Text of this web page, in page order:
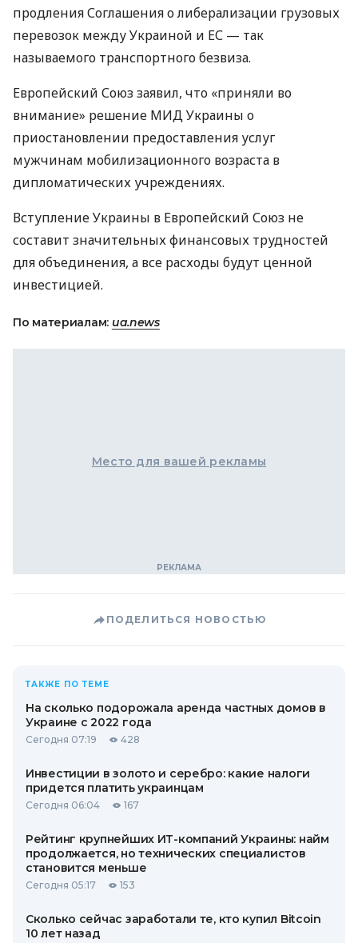
продления Соглашения о либерализации грузовых
перевозок между Украиной и ЕС — так
называемого транспортного безвиза.
Европейский Союз заявил, что «приняли во
внимание» решение МИД Украины о
приостановлении предоставления услуг
мужчинам мобилизационного возраста в
дипломатических учреждениях.
Вступление Украины в Европейский Союз не
составит значительных финансовых трудностей
для объединения, а все расходы будут ценной
инвестицией.
По материалам: ua.news
Место для вашей рекламы
ПОДЕЛИТЬСЯ НОВОСТЬЮ
ТАКЖЕ ПО ТЕМЕ
На сколько подорожала аренда частных домов в
Украине с 2022 года
Сегодня 07:19 428
Инвестиции в золото и серебро: какие налоги
придется платить украинцам
Сегодня 06:04 167
Рейтинг крупнейших ИТ-компаний Украины: найм
продолжается, но технических специалистов
становится меньше
Сегодня 05:17 153
Сколько сейчас заработали те, кто купил Bitcoin
10 лет назад